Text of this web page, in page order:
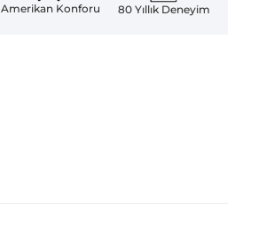
Amerikan Konforu 80 Yıllık Deneyim